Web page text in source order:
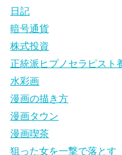
日記
暗号通貨
株式投資
正統派ヒプノセラピスト
水彩画
漫画の描き方
漫画タウン
漫画喫茶
狙った女を一撃で落とす